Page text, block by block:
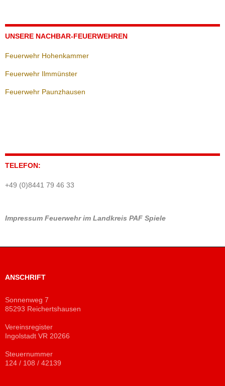
UNSERE NACHBAR-FEUERWEHREN
Feuerwehr Hohenkammer
Feuerwehr Ilmmünster
Feuerwehr Paunzhausen
TELEFON:
+49 (0)8441 79 46 33
Impressum Feuerwehr im Landkreis PAF Spiele
ANSCHRIFT
Sonnenweg 7
85293 Reichertshausen
Vereinsregister
Ingolstadt VR 20266
Steuernummer
124 / 108 / 42139